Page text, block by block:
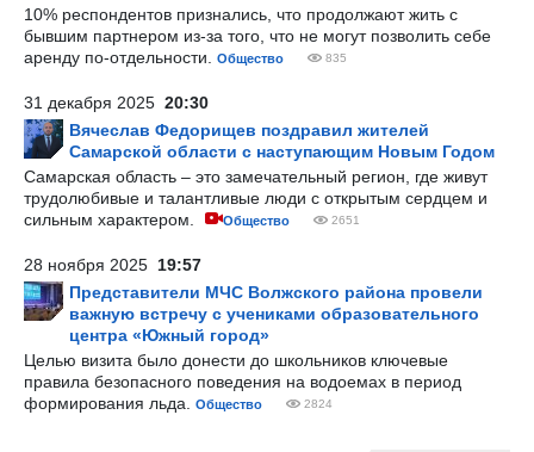
10% респондентов признались, что продолжают жить с
бывшим партнером из-за того, что не могут позволить себе
аренду по-отдельности.
Общество 835
31 декабря 2025 20:30
Вячеслав Федорищев поздравил жителей
Самарской области с наступающим Новым Годом
Самарская область – это замечательный регион, где живут
трудолюбивые и талантливые люди с открытым сердцем и
сильным характером.
Общество 2651
28 ноября 2025 19:57
Представители МЧС Волжского района провели
важную встречу с учениками образовательного
центра «Южный город»
Целью визита было донести до школьников ключевые
правила безопасного поведения на водоемах в период
формирования льда.
Общество 2824